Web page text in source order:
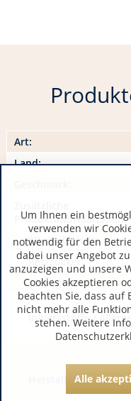
Art:
Land:
Produktinformationen:
Alkoholgehalt:
Restzucker:
Säuregehalt:
Inhaltsstoffe /
Hersteller /
Um Ihnen ein
verwenden wir
notwendig für den
dabei unser Angebot
anzuzeigen und unsere
Cookies akzeptieren
beachten Sie, dass auf
nicht mehr alle
stehen. Weitere
Alle